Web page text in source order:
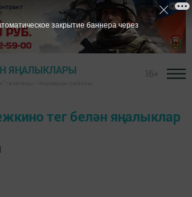
ЯҢАЛЫКЛАРЫ
тег белән яңалыклар
закрытие баннера через